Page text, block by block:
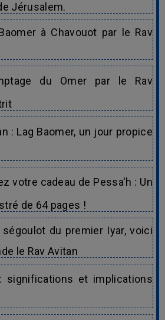
Jérusalem.
à Chavouot par le Rav
du Omer par le Rav
: Lag Baomer, un jour propice
votre cadeau de Pessa'h : Un
de 64 pages !
ségoulot du premier Iyar, voici
le Rav Avitan
significations et implications